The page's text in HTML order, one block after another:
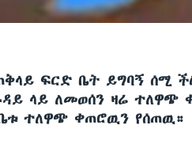
ፍርድ ቤት ይግባኝ ሰሚ
ላይ ለመወሰን ዛሬ ተለዋጭ
ተለዋጭ ቀጠሮዉን የሰጠዉ።